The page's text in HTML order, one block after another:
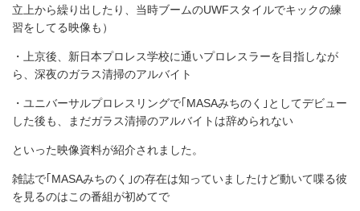
立上から繰り出したり、当時ブームのUWFスタイルでキックの練
習をしてる映像も）
・上京後、新日本プロレス学校に通いプロレスラーを目指しなが
ら、深夜のガラス清掃のアルバイト
・ユニバーサルプロレスリングで｢MASAみちのく｣としてデビュー
した後も、まだガラス清掃のアルバイトは辞められない
といった映像資料が紹介されました。
雑誌で｢MASAみちのく｣の存在は知っていましたけど動いて喋る彼
を見るのはこの番組が初めてで